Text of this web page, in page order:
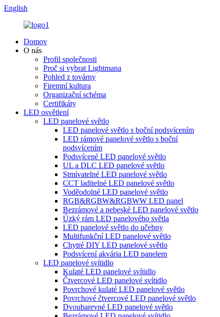
English
Domov
O nás
Profil společnosti
Proč si vybrat Lightmana
Pohled z továrny
Firemní kultura
Organizační schéma
Certifikáty
LED osvětlení
LED panelové světlo
LED panelové světlo s boční podsvícením
LED rámové panelové světlo s boční
podsvícením
Podsvícené LED panelové světlo
UL a DLC LED panelové světlo
Stmívatelné LED panelové světlo
CCT laditelné LED panelové světlo
Voděodolné LED panelové světlo
RGB&RGBW&RGBWW LED panel
Bezrámové a nebeské LED panelové světlo
Úzký rám LED panelového světla
LED panelové světlo do učebny
Multifunkční LED panelové světlo
Chytré DIY LED panelové světlo
Podsvícení akvária LED panelem
LED panelové svítidlo
Kulaté LED panelové svítidlo
Čtvercové LED panelové svítidlo
Povrchové kulaté LED panelové světlo
Povrchové čtvercové LED panelové světlo
Dvoubarevné LED panelové světlo